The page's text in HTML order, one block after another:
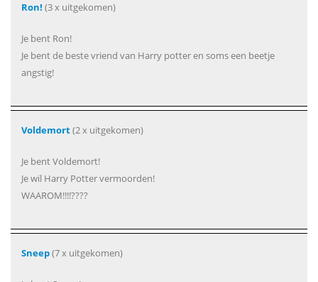
Ron! (3 x uitgekomen)
Je bent Ron!
Je bent de beste vriend van Harry potter en soms een beetje
angstig!
Voldemort(2 x uitgekomen)
Je bent Voldemort!
Je wil Harry Potter vermoorden!
WAAROM!!!!????
Sneep(7 x uitgekomen)